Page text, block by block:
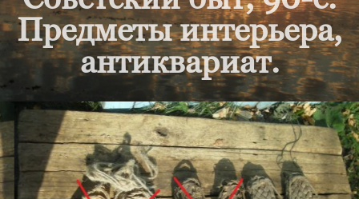
Предметы интерьера,
антиквариат.